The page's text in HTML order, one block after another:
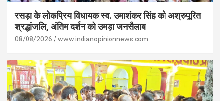
रसड़ा के लोकप्रिय विधायक स्व. उमाशंकर सिंह को अश्रुपूरित
श्रद्धांजलि, अंतिम दर्शन को उमड़ा जनसैलाब
08/08/2026 www.indianopinionnews.com